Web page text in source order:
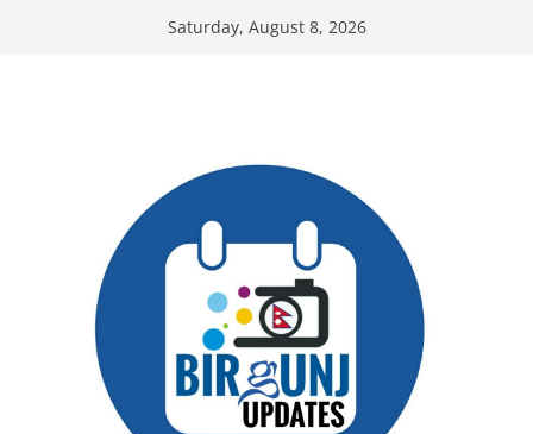
Saturday, August 8, 2026